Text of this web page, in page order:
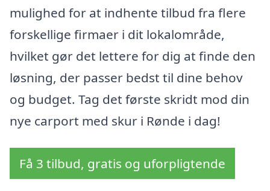
mulighed for at indhente tilbud fra flere
forskellige firmaer i dit lokalområde,
hvilket gør det lettere for dig at finde den
løsning, der passer bedst til dine behov
og budget. Tag det første skridt mod din
nye carport med skur i Rønde i dag!
Få 3 tilbud, gratis og uforpligtende